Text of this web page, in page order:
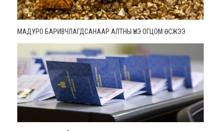
МАДУРО БАРИВЧЛАГДСАНААР АЛТНЫ ҮНЭ ОГЦОМ ӨСЖЭЭ